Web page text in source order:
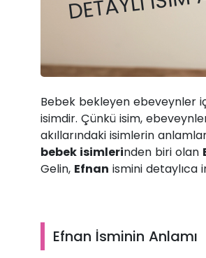
Bebek bekleyen ebeveynler
isimdir. Çünkü isim,
akıllarındaki isimlerin
bebek isimlerinden biri olan
Gelin, Efnan ismini detaylıca
Efnan İsminin Anlamı